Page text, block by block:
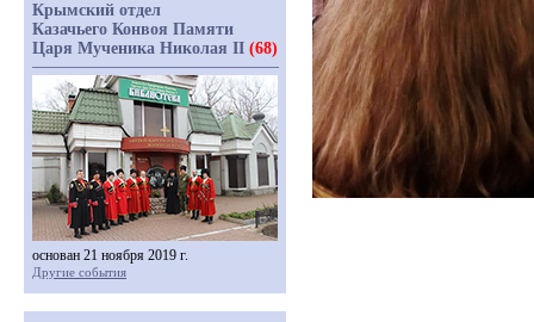
Крымский отдел
Казачьего Конвоя Памяти
Царя Мученика Николая II (68)
основан 21 ноября 2019 г.
Другие события